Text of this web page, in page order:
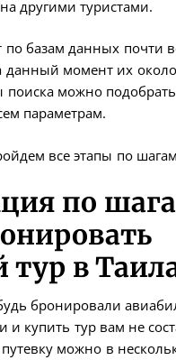
другими туристами.
по базам данных почти
данный момент их
можно подобрать
параметрам.
все этапы по
по
тур в
бронировали
и купить тур вам не
можно в